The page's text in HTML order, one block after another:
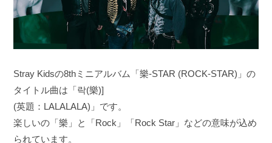
Stray Kidsの8thミニアルバム「樂-STAR (ROCK-STAR)」の
タイトル曲は「락(樂)]
(英題：LALALALA)」です。
楽しいの「樂」と「Rock」「Rock Star」などの意味が込め
られています。